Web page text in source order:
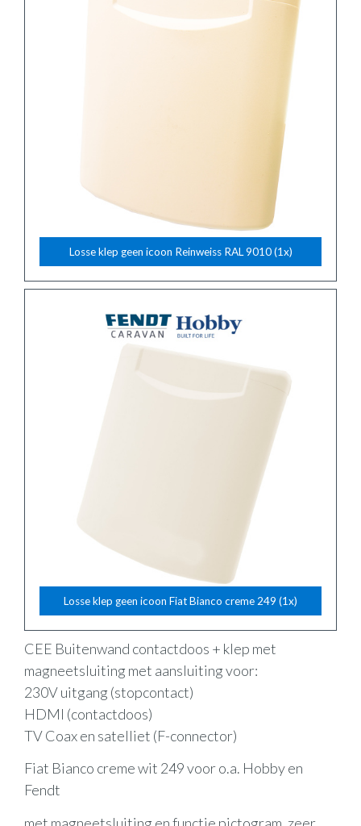
Losse klep geen icoon Reinweiss RAL 9010 (1x)
Losse klep geen icoon Fiat Bianco creme 249 (1x)
CEE Buitenwand contactdoos + klep met
magneetsluiting met aansluiting voor:
230V uitgang (stopcontact)
HDMI (contactdoos)
TV Coax en satelliet (F-connector)
Fiat Bianco creme wit 249 voor o.a. Hobby en
Fendt